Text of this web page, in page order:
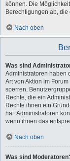
können. Die
Berechtigungen ab,
Nach oben
Was sind
Administratoren haben
Art von Aktion im
sperren,
Rechte, die ein
Rechte ihnen ein
hat. Administratoren
wenn ihnen das
Nach oben
Was sind